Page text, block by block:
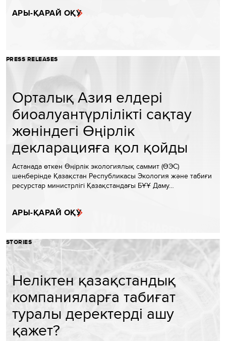
АРЫ-ҚАРАЙ ОҚУ
PRESS RELEASES
Орталық Азия елдері
биоалуантүрлілікті сақтау
жөніндегі Өңірлік
декларацияға қол қойды
Астанада өткен Өңірлік экологиялық саммит (ӨЭС)
шеңберінде Қазақстан Республикасы Экология және табиғи
ресурстар министрлігі Қазақстандағы БҰҰ Даму…
АРЫ-ҚАРАЙ ОҚУ
STORIES
Неліктен қазақстандық
компанияларға табиғат
туралы деректерді ашу
қажет?